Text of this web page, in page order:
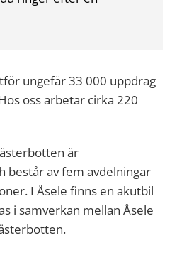
ungefär 33 000 uppdrag
oss arbetar cirka 220
är
består av fem avdelningar
I Åsele finns en akutbil
i samverkan mellan Åsele